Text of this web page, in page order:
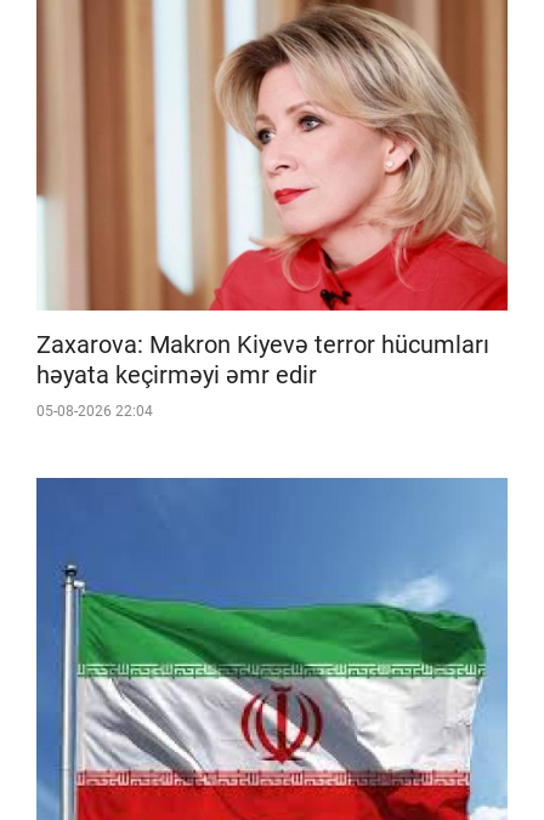
Zaxarova: Makron Kiyevə terror hücumları
həyata keçirməyi əmr edir
05-08-2026 22:04